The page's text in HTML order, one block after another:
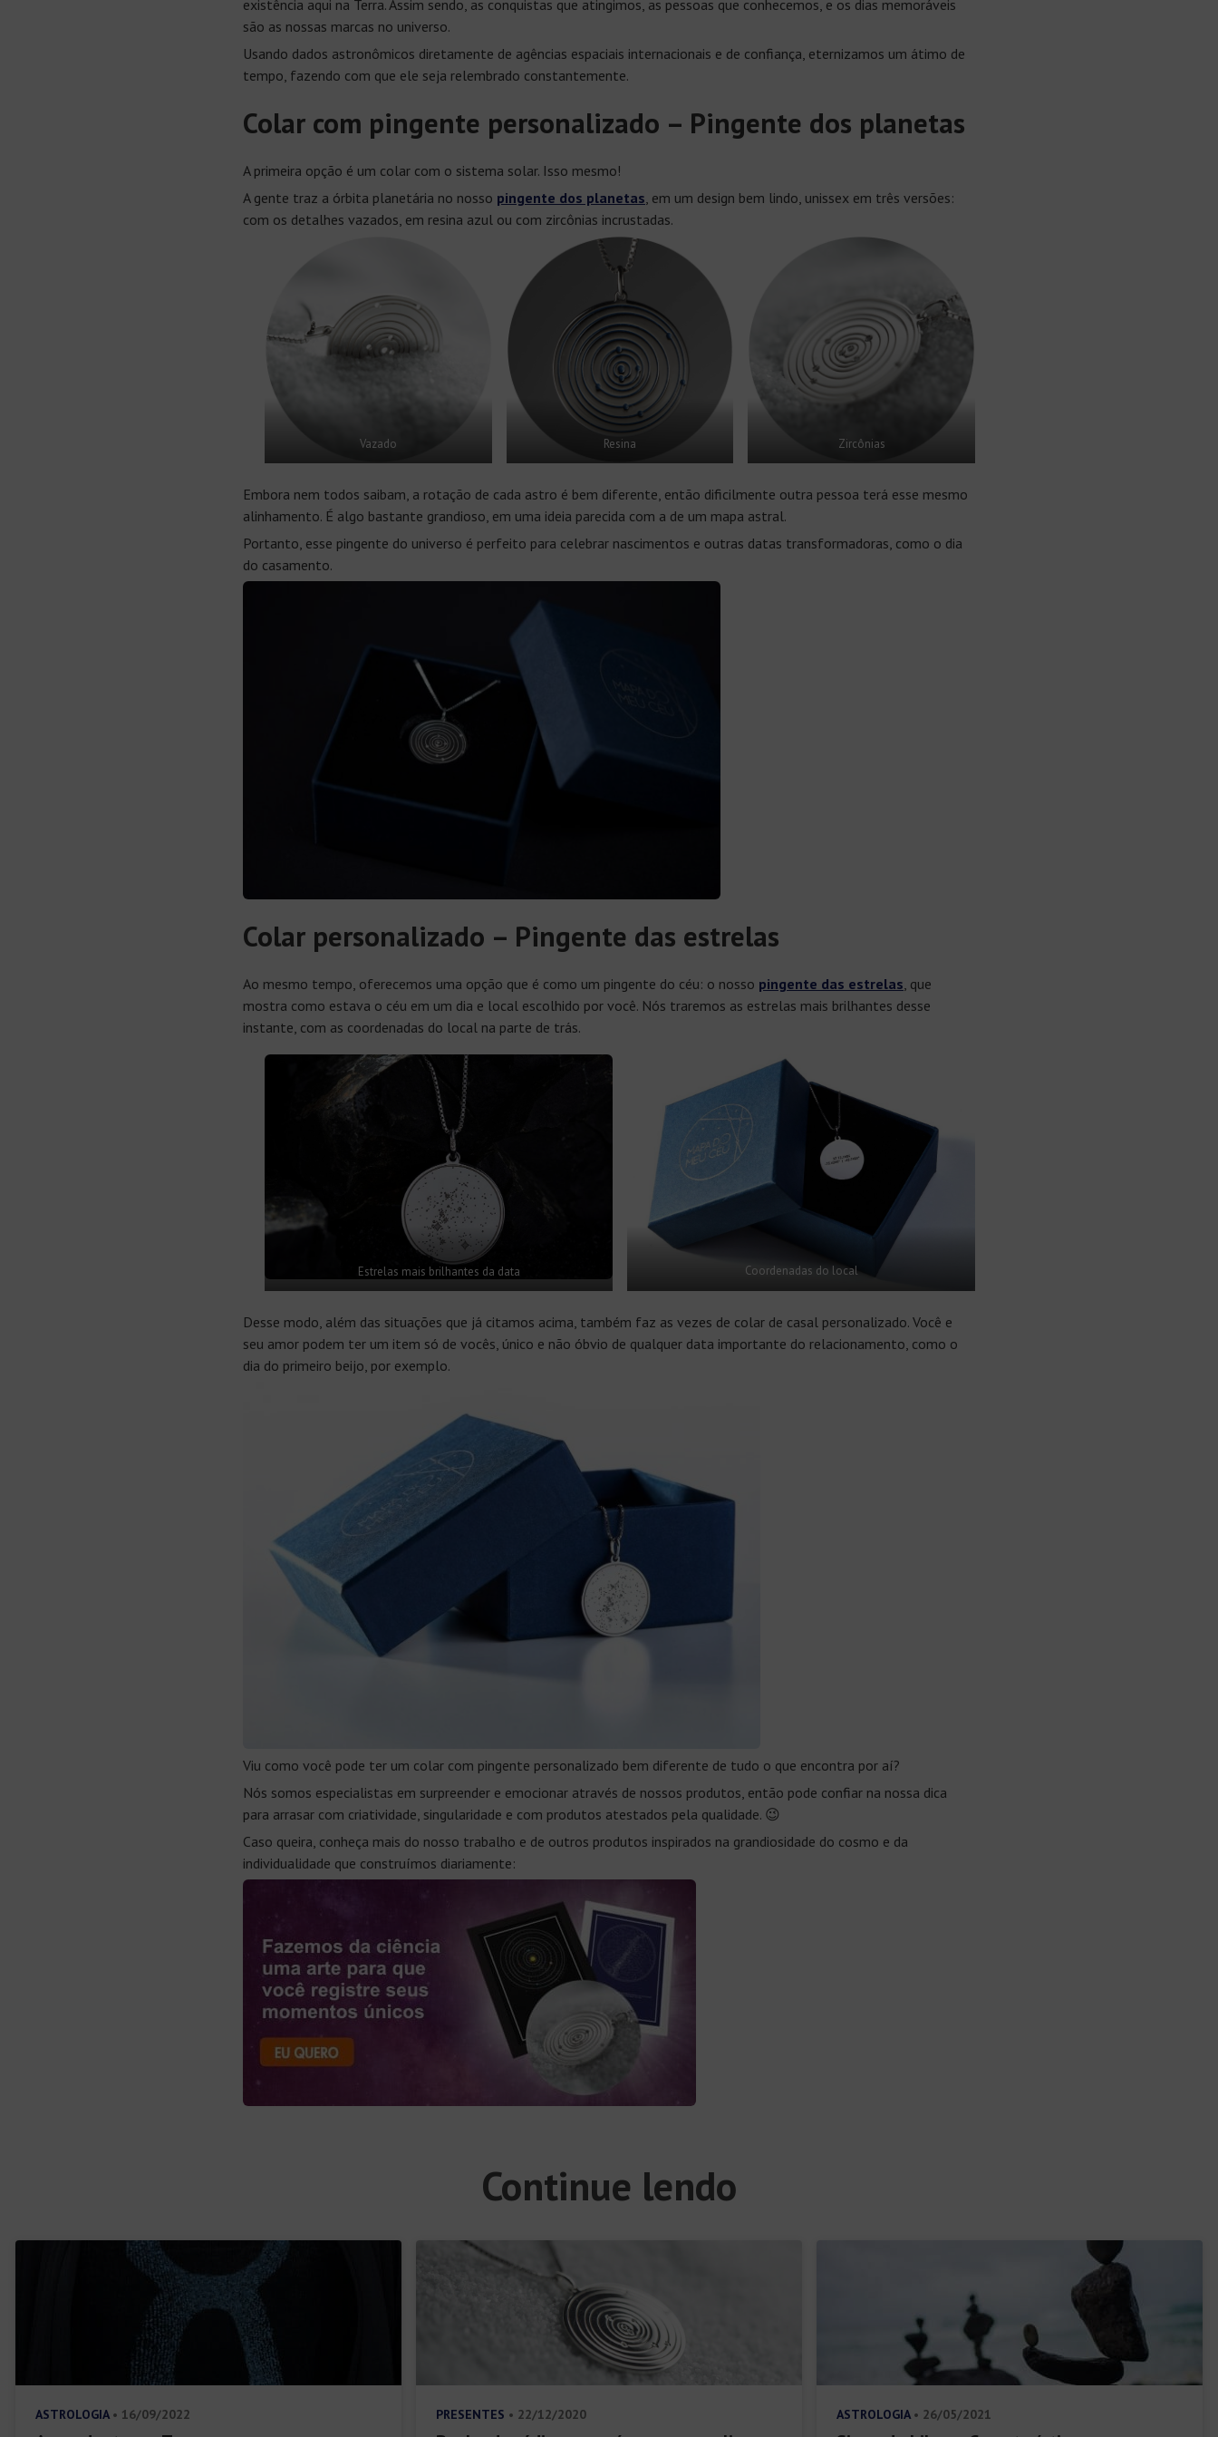
existência aqui na Terra. Assim sendo, as conquistas que atingimos, as pessoas que conhecemos, e os dias memoráveis
são as nossas marcas no universo.
Usando dados astronômicos diretamente de agências espaciais internacionais e de confiança, eternizamos um átimo de
tempo, fazendo com que ele seja relembrado constantemente.
Colar com pingente personalizado – Pingente dos planetas
A primeira opção é um colar com o sistema solar. Isso mesmo!
A gente traz a órbita planetária no nosso pingente dos planetas, em um design bem lindo, unissex em três versões:
com os detalhes vazados, em resina azul ou com zircônias incrustadas.
Vazado Resina Zircônias
Embora nem todos saibam, a rotação de cada astro é bem diferente, então dificilmente outra pessoa terá esse mesmo
alinhamento. É algo bastante grandioso, em uma ideia parecida com a de um mapa astral.
Portanto, esse pingente do universo é perfeito para celebrar nascimentos e outras datas transformadoras, como o dia
do casamento.
Colar personalizado – Pingente das estrelas
Ao mesmo tempo, oferecemos uma opção que é como um pingente do céu: o nosso pingente das estrelas, que
mostra como estava o céu em um dia e local escolhido por você. Nós traremos as estrelas mais brilhantes desse
instante, com as coordenadas do local na parte de trás.
Estrelas mais brilhantes da data Coordenadas do local
Desse modo, além das situações que já citamos acima, também faz as vezes de colar de casal personalizado. Você e
seu amor podem ter um item só de vocês, único e não óbvio de qualquer data importante do relacionamento, como o
dia do primeiro beijo, por exemplo.
Viu como você pode ter um colar com pingente personalizado bem diferente de tudo o que encontra por aí?
Nós somos especialistas em surpreender e emocionar através de nossos produtos, então pode confiar na nossa dica
para arrasar com criatividade, singularidade e com produtos atestados pela qualidade. 😉
Caso queira, conheça mais do nosso trabalho e de outros produtos inspirados na grandiosidade do cosmo e da
individualidade que construímos diariamente:
Continue lendo
ASTROLOGIA • 16/09/2022 PRESENTES • 22/12/2020 ASTROLOGIA • 26/05/2021